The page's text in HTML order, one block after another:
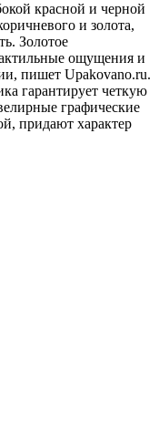
красной и черной
и золота,
Золотое
ощущения и
пишет Upakovano.ru.
гарантирует четкую
графические
придают характер